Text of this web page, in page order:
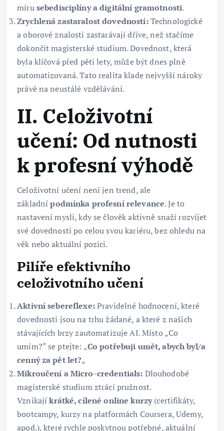
mírusebedisciplíny a digitální gramotnosti.
Zrychlená zastaralost dovedností:Technologické
a oborové znalosti zastarávají dříve, než stačíme
dokončit magisterské studium. Dovednost, která
byla klíčová před pěti lety, může být dnes plně
automatizovaná. Tato realita klade nejvyšší nároky
právě na neustálé vzdělávání.
II. Celoživotní
učení: Od nutnosti
k profesní výhodě
Celoživotní učení není jen trend, ale
základnípodmínka profesní relevance. Je to
nastavení mysli, kdy se člověk aktivně snaží rozvíjet
své dovednosti po celou svou kariéru, bez ohledu na
věk nebo aktuální pozici.
Pilíře efektivního
celoživotního učení
Aktivní sebereflexe:Pravidelné hodnocení, které
dovednosti jsou na trhu žádané, a které z našich
stávajících brzy zautomatizuje AI. Místo „Co
umím?“ se ptejte: „Co potřebuji umět, abych byl/a
cenný za pět let?„
Mikroučení a Micro-credentials: Dlouhodobé
magisterské studium ztrácí pružnost.
Vznikajíkrátké, cílené online kurzy(certifikáty,
bootcampy, kurzy na platformách Coursera, Udemy,
apod.), které rychle poskytnou potřebné, aktuální